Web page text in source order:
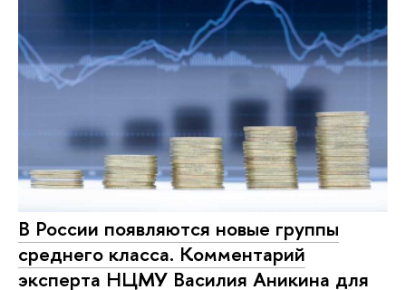
В России появляются новые группы
среднего класса. Комментарий
эксперта НЦМУ Василия Аникина для